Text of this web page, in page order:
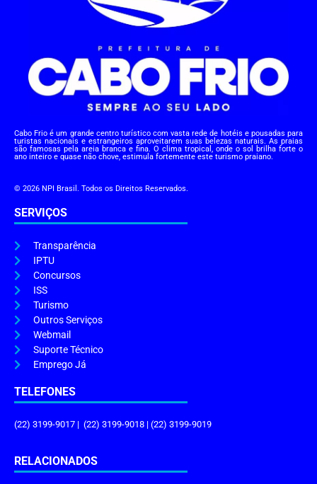
Cabo Frio é um grande centro turístico com vasta rede de hotéis e pousadas para
turistas nacionais e estrangeiros aproveitarem suas belezas naturais. As praias
são famosas pela areia branca e fina. O clima tropical, onde o sol brilha forte o
ano inteiro e quase não chove, estimula fortemente este turismo praiano.
© 2026 NPI Brasil. Todos os Direitos Reservados.
SERVIÇOS
Transparência
IPTU
Concursos
ISS
Turismo
Outros Serviços
Webmail
Suporte Técnico
Emprego Já
TELEFONES
(22) 3199-9017 | (22) 3199-9018 | (22) 3199-9019
RELACIONADOS